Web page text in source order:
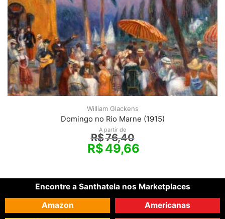
William Glackens
Domingo no Rio Marne (1915)
A partir de
R$76,40
R$49,66
Encontre a Santhatela nos Marketplaces
Amazon
Americanas